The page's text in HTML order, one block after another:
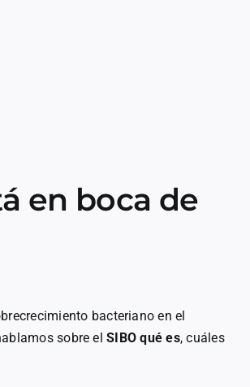
en boca de
bacteriano en el
sobre el SIBO qué es, cuáles